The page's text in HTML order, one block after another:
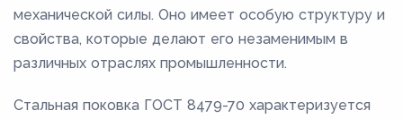
механической силы. Оно имеет особую структуру и
свойства, которые делают его незаменимым в
различных отраслях промышленности.
Стальная поковка ГОСТ 8479-70 характеризуется